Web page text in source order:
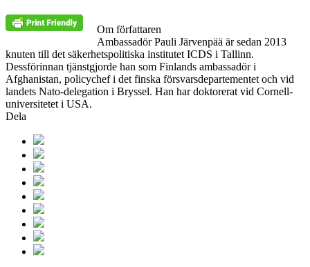
Om författaren
Ambassadör Pauli Järvenpää är sedan 2013
knuten till det säkerhetspolitiska institutet ICDS i Tallinn.
Dessförinnan tjänstgjorde han som Finlands ambassadör i
Afghanistan, policychef i det finska försvarsdepartementet och vid
landets Nato-delegation i Bryssel. Han har doktorerat vid Cornell-
universitetet i USA.
Dela